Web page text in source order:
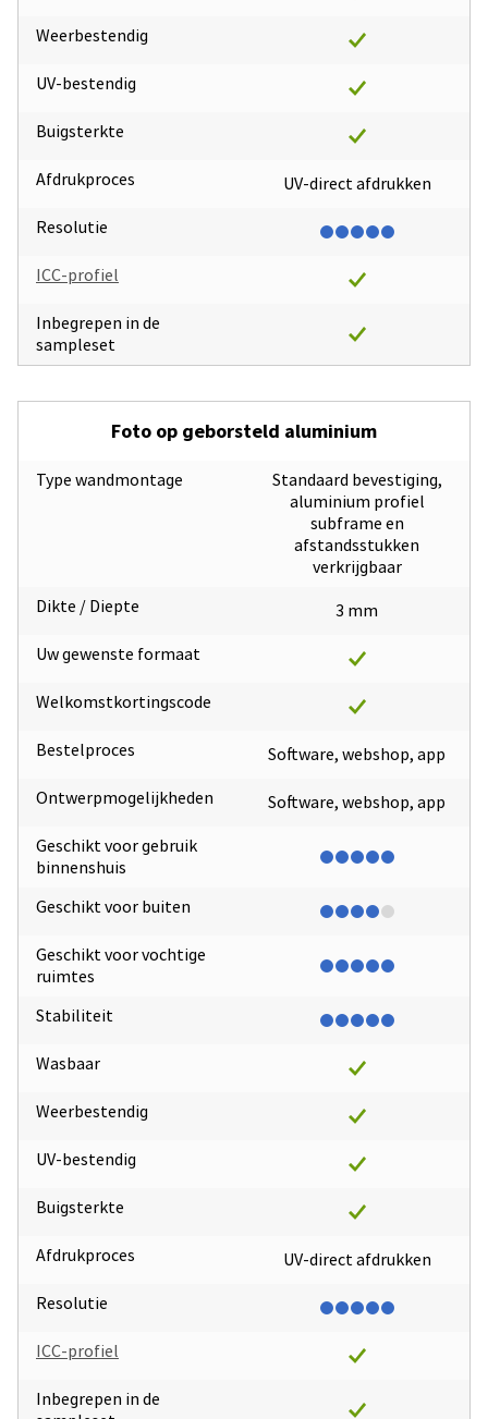
Weerbestendig
UV-bestendig
Buigsterkte
Afdrukproces
Resolutie
ICC-profiel
Inbegrepen in de
sampleset
UV-direct afdrukken
Foto op geborsteld aluminium
Type wandmontage
Dikte / Diepte
Uw gewenste formaat
Welkomstkortingscode
Bestelproces
Ontwerpmogelijkheden
Geschikt voor gebruik
binnenshuis
Geschikt voor buiten
Geschikt voor vochtige
ruimtes
Stabiliteit
Wasbaar
Weerbestendig
UV-bestendig
Buigsterkte
Afdrukproces
Resolutie
ICC-profiel
Inbegrepen in de
Standaard bevestiging,
aluminium profiel
subframe en
afstandsstukken
verkrijgbaar
3 mm
Software, webshop, app
Software, webshop, app
UV-direct afdrukken